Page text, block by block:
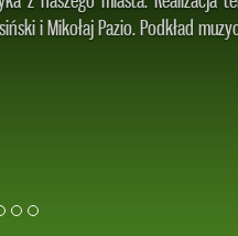
Piaseczno, został powołany do
oficjalnych meczach w
oprócz talentu, wymaga